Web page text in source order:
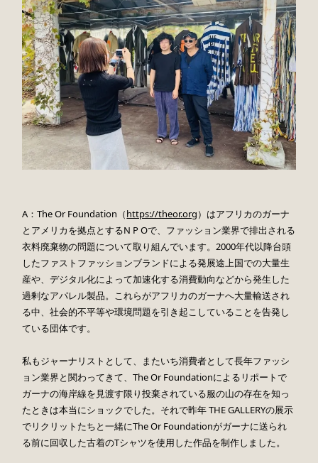
A：The Or Foundation（https://theor.org）はアフリカのガーナ
とアメリカを拠点とするN P Oで、ファッション業界で排出される
衣料廃棄物の問題について取り組んでいます。2000年代以降台頭
したファストファッションブランドによる発展途上国での大量生
産や、デジタル化によって加速化する消費動向などから発生した
過剰なアパレル製品。これらがアフリカのガーナへ大量輸送され
る中、社会的不平等や環境問題を引き起こしていることを告発し
ている団体です。
私もジャーナリストとして、またいち消費者として長年ファッシ
ョン業界と関わってきて、The Or Foundationによるリポートで
ガーナの海岸線を見渡す限り投棄されている服の山の存在を知っ
たときは本当にショックでした。それで昨年 THE GALLERYの展示
でリクリットたちと一緒にThe Or Foundationがガーナに送られ
る前に回収した古着のTシャツを使用した作品を制作しました。